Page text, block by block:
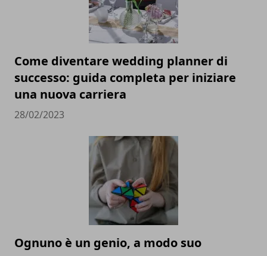
Come diventare wedding planner di
successo: guida completa per iniziare
una nuova carriera
28/02/2023
Ognuno è un genio, a modo suo